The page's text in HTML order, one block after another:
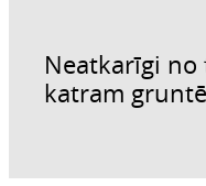
Neatkarīgi no
katram